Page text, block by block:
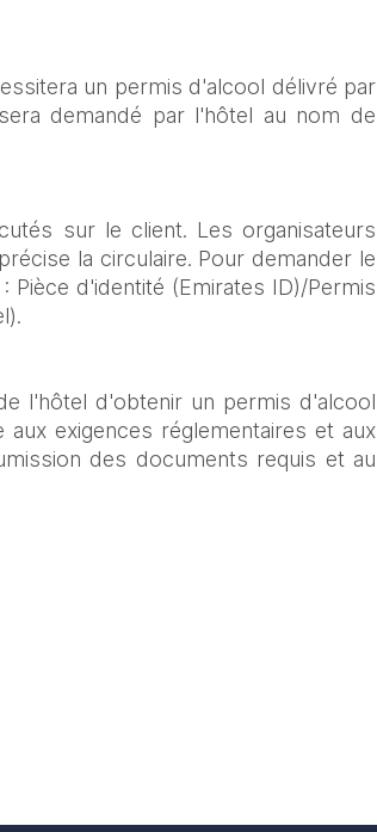
un permis d'alcool délivré par
demandé par l'hôtel au nom de
sur le client. Les organisateurs
la circulaire. Pour demander le
d'identité (Emirates ID)/Permis
l'hôtel d'obtenir un permis d'alcool
exigences réglementaires et aux
des documents requis et au